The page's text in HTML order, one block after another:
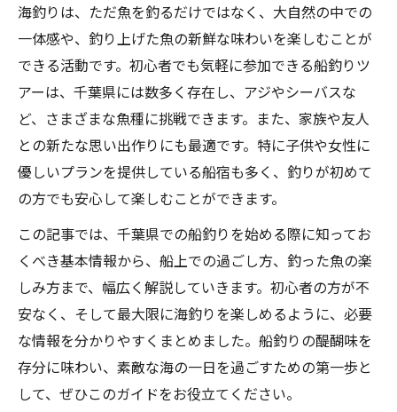
海釣りは、ただ魚を釣るだけではなく、大自然の中での
一体感や、釣り上げた魚の新鮮な味わいを楽しむことが
できる活動です。初心者でも気軽に参加できる船釣りツ
アーは、千葉県には数多く存在し、アジやシーバスな
ど、さまざまな魚種に挑戦できます。また、家族や友人
との新たな思い出作りにも最適です。特に子供や女性に
優しいプランを提供している船宿も多く、釣りが初めて
の方でも安心して楽しむことができます。
この記事では、千葉県での船釣りを始める際に知ってお
くべき基本情報から、船上での過ごし方、釣った魚の楽
しみ方まで、幅広く解説していきます。初心者の方が不
安なく、そして最大限に海釣りを楽しめるように、必要
な情報を分かりやすくまとめました。船釣りの醍醐味を
存分に味わい、素敵な海の一日を過ごすための第一歩と
して、ぜひこのガイドをお役立てください。